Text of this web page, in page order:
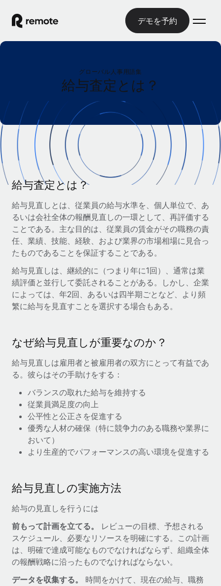
デモを予約
グローバル雇用
グローバル給与処理
コンプライアンス対応の給与処理を手軽に
Employer of Record（EOR）
グローバル展開をコストをかけずに実現
Contractor of Record
契約社員管理
世界中の契約社員をオンボーディングし、管理
PEO
複雑な雇用関連業務を外部委託
インフラ
Remote統合
プラットフォーム
チームのための人事の基本機能を内蔵
接続 新しい
統合
基本的なビジネスツールを活用して業務プロセスを効率化す
る
グローバル人事・コンプライアンスの専門サポート
バックグラウンドチェック
候補者の選考プロセスをシンプルに
Compliance Watchtower
コンプライアンスリスクを先回りして対応
デバイス管理
各国の制度に対応
国別ガイド
/国別のグローバル雇用支援を検索する
米国州エクスプローラー
米国の各州において採用プロセスを簡素化する
Remoteを他社と比較
他社と比較した、当社の強みを確認する
成長の段階
スタートアップ
成長中の企業向けのアジャイルなグローバルHR・給与処理ソ
リューション
ミッドマーケット
企業
戦略的テクノロジーパートナー
グローバルな人事機能を柔軟に自社プラットフォームへ統合
パートナーとして登録
当社とのパートナーシップの可能性を検討する
活用事例
Reverse Tech、契約社員管理と給与処理でRemote
と戦略的提携
Reverse Techの概要 健康とウェルネスのスタートアップである
リソース
ツールと計算ツール
誤分類リスク判定ツール
国別に従業員の誤分類リスクを確認する
各国の総従業員コストを計算する
契約社員の報酬計算ツール
グローバルな契約社員向けに、通貨オプションと支払スピー
ドを確認する
REMOTEで学習
リサーチおよびガイド
HR用語集
チェックリストおよびテンプレート
ウェビナー
イベント
ニュースルーム
情報センター
サポートを依頼する
すべてのリソースを表示する
ブログ
日本語
English
Nederlands
Français
Deutsch
Español
Italiano
Português (Portugal)
한국어
中文（简体）
ログイン
グローバル人事用語集
給与査定とは？
給与査定とは？
給与見直しとは、従業員の給与水準を、個人単位で、あ
るいは会社全体の報酬見直しの一環として、再評価する
ことである。主な目的は、従業員の賃金がその職務の責
任、業績、技能、経験、および業界の市場相場に見合っ
たものであることを保証することである。
給与見直しは、継続的に（つまり年に1回）、通常は業
績評価と並行して委託されることがある。しかし、企業
によっては、年2回、あるいは四半期ごとなど、より頻
繁に給与を見直すことを選択する場合もある。
なぜ給与見直しが重要なのか？
給与見直しは雇用者と被雇用者の双方にとって有益であ
る。彼らはその手助けをする：
バランスの取れた給与を維持する
従業員満足度の向上
公平性と公正さを促進する
優秀な人材の確保（特に競争力のある職務や業界に
おいて）
より生産的でパフォーマンスの高い環境を促進する
給与見直しの実施方法
給与の見直しを行うには
前もって計画を立てる。
レビューの目標、予想される
スケジュール、必要なリソースを明確にする。この計画
は、明確で達成可能なものでなければならず、組織全体
の報酬戦略に沿ったものでなければならない。
データを収集する。
時間をかけて、現在の給与、職務